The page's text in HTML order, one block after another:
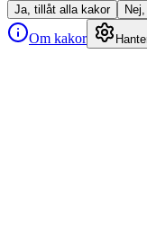
Ja, tillåt alla kakor
Om kakor